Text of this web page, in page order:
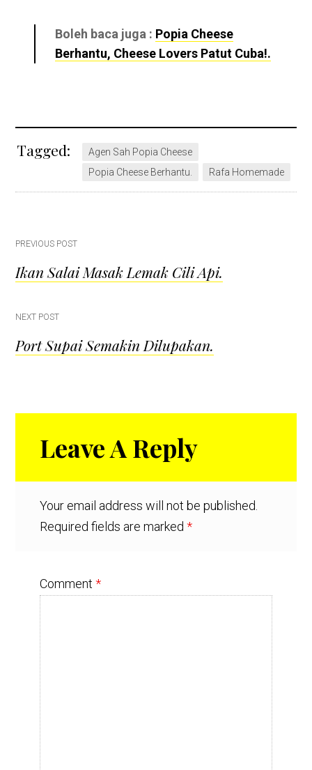
Boleh baca juga : Popia Cheese
Berhantu, Cheese Lovers Patut Cuba!.
Tagged:
Agen Sah Popia Cheese
Popia Cheese Berhantu.
Rafa Homemade
Post
navigation
PREVIOUS POST
Ikan Salai Masak Lemak Cili Api.
NEXT POST
Port Supai Semakin Dilupakan.
Interactions
Leave A Reply
Your email address will not be published.
Required fields are marked*
Comment*